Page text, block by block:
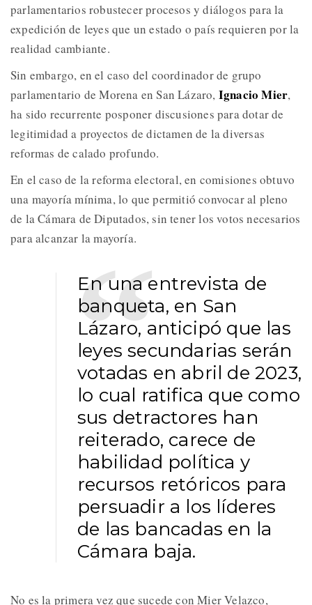
parlamentarios robustecer procesos y diálogos para la
expedición de leyes que un estado o país requieren por la
realidad cambiante.
Sin embargo, en el caso del coordinador de grupo
parlamentario de Morena en San Lázaro, Ignacio Mier,
ha sido recurrente posponer discusiones para dotar de
legitimidad a proyectos de dictamen de la diversas
reformas de calado profundo.
En el caso de la reforma electoral, en comisiones obtuvo
una mayoría mínima, lo que permitió convocar al pleno
de la Cámara de Diputados, sin tener los votos necesarios
para alcanzar la mayoría.
En una entrevista de
banqueta, en San
Lázaro, anticipó que las
leyes secundarias serán
votadas en abril de 2023,
lo cual ratifica que como
sus detractores han
reiterado, carece de
habilidad política y
recursos retóricos para
persuadir a los líderes
de las bancadas en la
Cámara baja.
No es la primera vez que sucede con Mier Velazco,